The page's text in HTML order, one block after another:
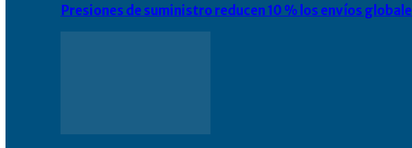
Presiones de suministro reducen 10 % los envíos